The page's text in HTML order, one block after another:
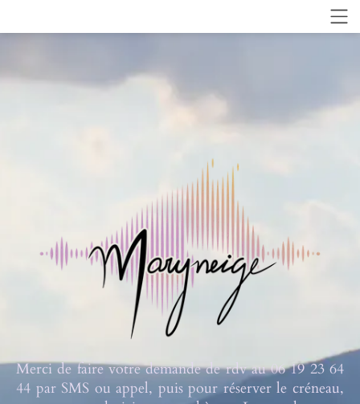
Merci de faire votre demande de rdv au 06 19 23 64
44 par SMS ou appel, puis pour réserver le créneau,